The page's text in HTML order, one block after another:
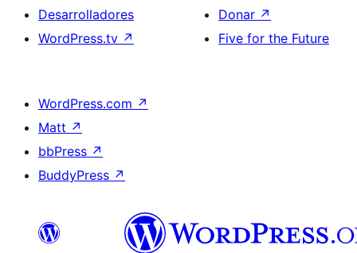
Desarrolladores
WordPress.tv ↗
Donar ↗
Five for the Future
WordPress.com ↗
Matt ↗
bbPress ↗
BuddyPress ↗